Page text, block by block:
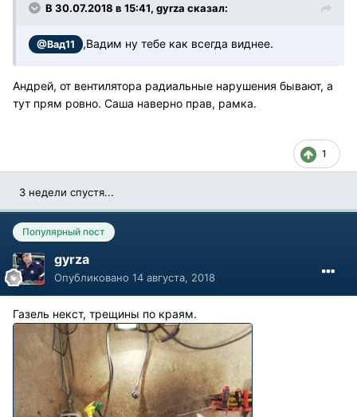
В 30.07.2018 в 15:41, gyrza сказал:
@Вад11 ,Вадим ну тебе как всегда виднее.
Андрей, от вентилятора радиальные нарушения бывают, а
тут прям ровно. Саша наверно прав, рамка.
1
3 недели спустя...
Популярный пост
gyrza
Опубликовано 14 августа, 2018
Газель некст, трещины по краям.